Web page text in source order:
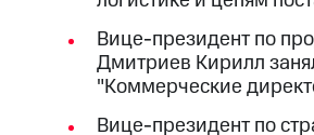
Вице-президент по
Дмитриев Кирилл
"Коммерческие
Вице-президент по